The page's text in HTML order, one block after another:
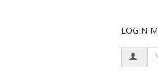
LOGIN